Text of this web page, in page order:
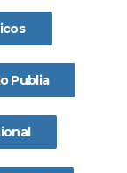
Publia